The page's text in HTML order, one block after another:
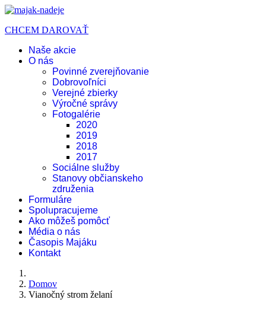
CHCEM DAROVAŤ
Naše akcie
O nás
Povinné zverejňovanie
Dobrovoľníci
Verejné zbierky
Výročné správy
Fotogalérie
2020
2019
2018
2017
Sociálne služby
Stanovy občianskeho
združenia
Formuláre
Spolupracujeme
Ako môžeš pomôcť
Média o nás
Časopis Majáku
Kontakt
Domov
Vianočný strom želaní